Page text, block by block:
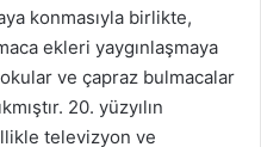
konmasıyla birlikte,
ekleri yaygınlaşmaya
ve çapraz bulmacalar
20. yüzyılın
televizyon ve